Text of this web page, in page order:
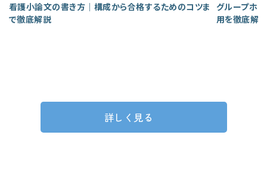
看護小論文の書き方｜構成から合格するためのコツま
で徹底解説
グループホー
用を徹底解説
詳しく見る